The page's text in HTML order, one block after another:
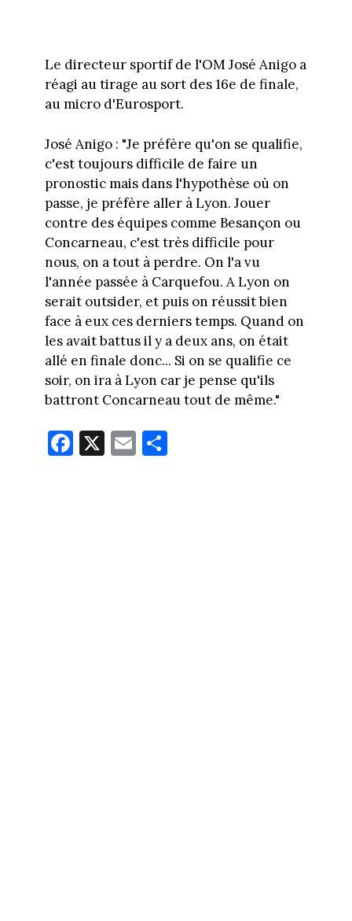
Le directeur sportif de l'OM José Anigo a
réagi au tirage au sort des 16e de finale,
au micro d'Eurosport.
José Anigo : "Je préfère qu'on se qualifie,
c'est toujours difficile de faire un
pronostic mais dans l'hypothèse où on
passe, je préfère aller à Lyon. Jouer
contre des équipes comme Besançon ou
Concarneau, c'est très difficile pour
nous, on a tout à perdre. On l'a vu
l'année passée à Carquefou. A Lyon on
serait outsider, et puis on réussit bien
face à eux ces derniers temps. Quand on
les avait battus il y a deux ans, on était
allé en finale donc... Si on se qualifie ce
soir, on ira à Lyon car je pense qu'ils
battront Concarneau tout de même."
Fa
ce
X E
m
Pa
rt